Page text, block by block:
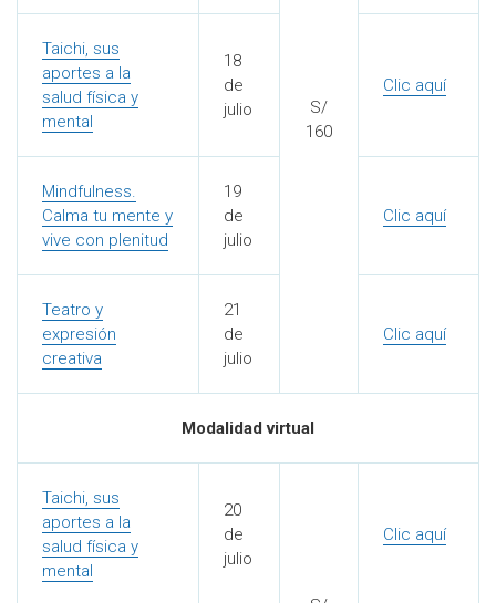
S/
160
Taichi, sus
aportes a la
salud física y
mental
18
de
julio
Clic aquí
Mindfulness.
Calma tu mente y
vive con plenitud
19
de
julio
Clic aquí
Teatro y
expresión
creativa
21
de
julio
Clic aquí
Modalidad virtual
Taichi, sus
aportes a la
salud física y
mental
20
de
julio
Clic aquí